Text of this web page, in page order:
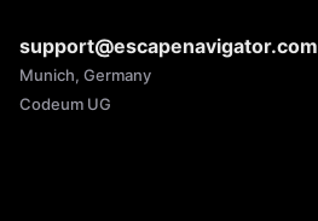
support@escapenavigator.com
Munich, Germany
Codeum UG